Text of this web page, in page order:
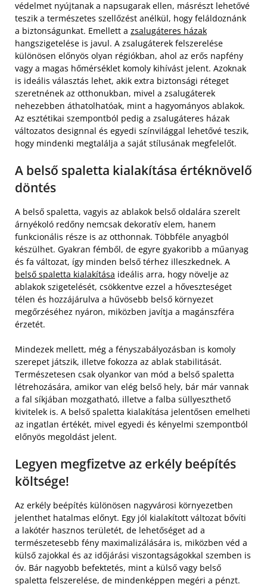
védelmet nyújtanak a napsugarak ellen, másrészt lehetővé
teszik a természetes szellőzést anélkül, hogy feláldoznánk
a biztonságunkat. Emellett a zsalugáteres házak
hangszigetelése is javul. A zsalugáterek felszerelése
különösen előnyös olyan régiókban, ahol az erős napfény
vagy a magas hőmérséklet komoly kihívást jelent. Azoknak
is ideális választás lehet, akik extra biztonsági réteget
szeretnének az otthonukban, mivel a zsalugáterek
nehezebben áthatolhatóak, mint a hagyományos ablakok.
Az esztétikai szempontból pedig a zsalugáteres házak
változatos designnal és egyedi színvilággal lehetővé teszik,
hogy mindenki megtalálja a saját stílusának megfelelőt.
A belső spaletta kialakítása értéknövelő
döntés
A belső spaletta, vagyis az ablakok belső oldalára szerelt
árnyékoló redőny nemcsak dekoratív elem, hanem
funkcionális része is az otthonnak. Többféle anyagból
készülhet. Gyakran fémből, de egyre gyakoribb a műanyag
és fa változat, így minden belső térhez illeszkednek. A
belső spaletta kialakítása ideális arra, hogy növelje az
ablakok szigetelését, csökkentve ezzel a hőveszteséget
télen és hozzájárulva a hűvösebb belső környezet
megőrzéséhez nyáron, miközben javítja a magánszféra
érzetét.
Mindezek mellett, még a fényszabályozásban is komoly
szerepet játszik, illetve fokozza az ablak stabilitását.
Természetesen csak olyankor van mód a belső spaletta
létrehozására, amikor van elég belső hely, bár már vannak
a fal síkjában mozgatható, illetve a falba süllyeszthető
kivitelek is. A belső spaletta kialakítása jelentősen emelheti
az ingatlan értékét, mivel egyedi és kényelmi szempontból
előnyös megoldást jelent.
Legyen megfizetve az erkély beépítés
költsége!
Az erkély beépítés különösen nagyvárosi környezetben
jelenthet hatalmas előnyt. Egy jól kialakított változat bővíti
a lakótér hasznos területét, de lehetőséget ad a
természetesebb fény maximalizálására is, miközben véd a
külső zajokkal és az időjárási viszontagságokkal szemben is
óv. Bár nagyobb befektetés, mint a külső vagy belső
spaletta felszerelése, de mindenképpen megéri a pénzt.